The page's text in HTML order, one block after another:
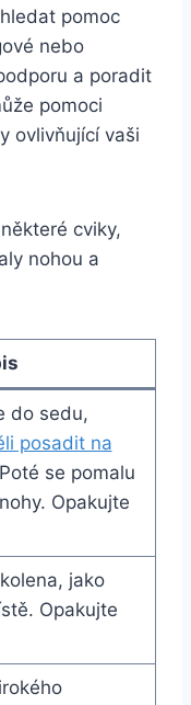
pomoc
nebo
a poradit
pomoci
ovlivňující vaši
cviky,
nohou a
do sedu,
posadit na
se pomalu
Opakujte
jako
Opakujte